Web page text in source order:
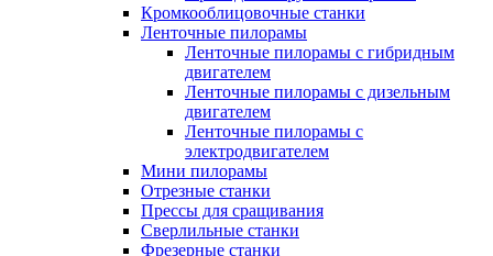
Кромкооблицовочные станки
Ленточные пилорамы
Ленточные пилорамы с гибридным
двигателем
Ленточные пилорамы с дизельным
двигателем
Ленточные пилорамы с
электродвигателем
Мини пилорамы
Отрезные станки
Прессы для сращивания
Сверлильные станки
Фрезерные станки